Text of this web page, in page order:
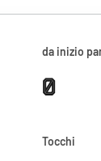
da inizio
0
Tocchi